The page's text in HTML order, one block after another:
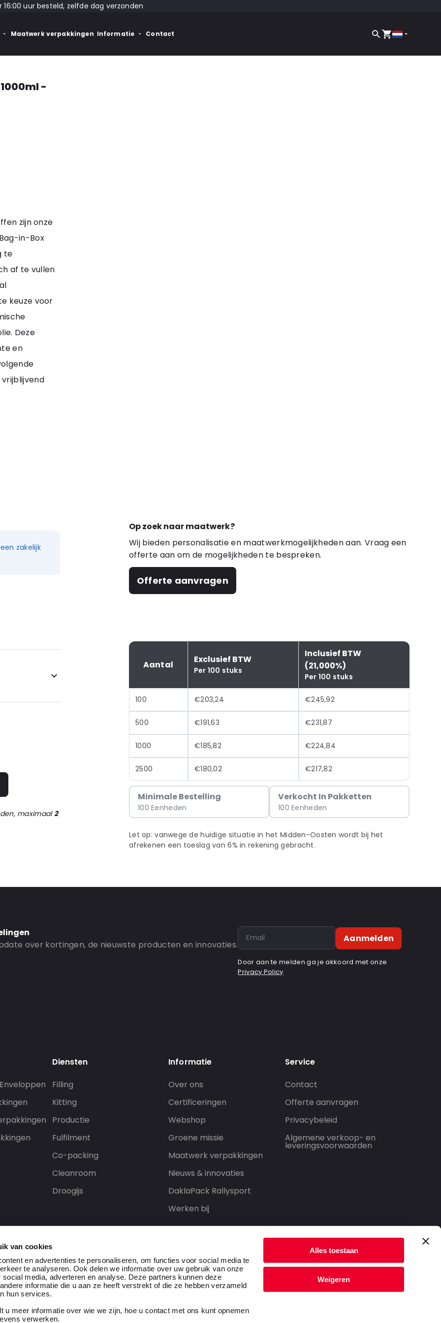
van cookies
en advertenties te personaliseren, om functies voor social media te
te analyseren. Ook delen we informatie over uw gebruik van onze
media, adverteren en analyse. Deze partners kunnen deze
informatie die u aan ze heeft verstrekt of die ze hebben verzameld
hun services.
u meer informatie over wie we zijn, hoe u contact met ons kunt opnemen
verwerken.
Alles toestaan
Weigeren
uur besteld, zelfde dag verzonden
Maatwerk verpakkingen Informatie Contact
-
Op zoek naar maatwerk?
Wij bieden personalisatie en maatwerkmogelijkheden aan. Vraag een
offerte aan om de mogelijkheden te bespreken.
Offerte aanvragen
Aantal Exclusief BTW
Per 100 stuks
Inclusief BTW
(21,000%)
Per 100 stuks
100 €203,24 €245,92
500 €191,63 €231,87
1000 €185,82 €224,84
2500 €180,02 €217,82
Minimale Bestelling
100 Eenheden
Verkocht In Pakketten
100 Eenheden
Let op: vanwege de huidige situatie in het Midden-Oosten wordt bij het
afrekenen een toeslag van 6% in rekening gebracht.
zijn onze
in-Box
te
af te vullen
keuze voor
Deze
en
vrijblijvend
zakelijk
maximaal2
over kortingen, de nieuwste producten en innovaties.
Aanmelden
Door aan te melden ga je akkoord met onze
Privacy Policy
Diensten
Filling
Kitting
Productie
Fulfilment
Co-packing
Cleanroom
Droogijs
Informatie
Over ons
Certificeringen
Webshop
Groene missie
Maatwerk verpakkingen
Nieuws & innovaties
DaklaPack Rallysport
Werken bij
Service
Contact
Offerte aanvragen
Privacybeleid
Algemene verkoop- en
leveringsvoorwaarden